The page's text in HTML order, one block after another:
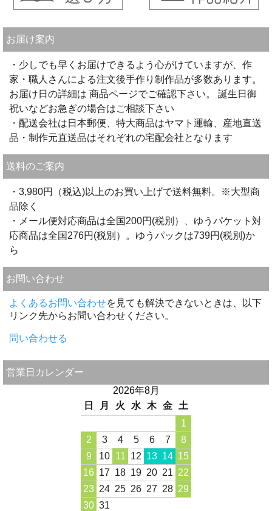
お届け案内
・少しでも早くお届けできるよう心がけていますが、作
家・職人さんによる注文後手作り制作品が多数あります。
お届け日の詳細は 商品ページでご確認下さい。 誕生日御
祝いなどお急ぎの場合はご相談下さい
・配送会社は日本郵便、特大商品はヤマト運輸、産地直送
品・制作元直送品はそれぞれの宅配会社となります
送料のご案内
・3,980円（税込)以上のお買い上げで送料無料。※大型商
品除く
・メール便対応商品は全国200円(税別）、ゆうパケット対
応商品は全国276円(税別）。ゆうパックは739円(税別)か
ら
お問い合わせ
よくあるお問い合わせを見ても解決できないときは、以下
リンク先からお問い合わせください。
問い合わせる
営業日カレンダー
2026年8月
日
月 火 水 木 金
土
1
2
3 4 5 6 7
8
9
10 11 12 13 14 15
16 17 18 19 20 21 22
23 24 25 26 27 28 29
30 31